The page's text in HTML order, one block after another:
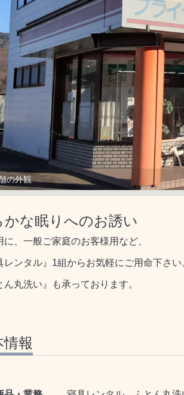
の外観
かな眠りへのお誘い
に、一般ご家庭のお客様用など、
レンタル』1組からお気軽にご用命下さい
ん丸洗い』も承っております。
情報